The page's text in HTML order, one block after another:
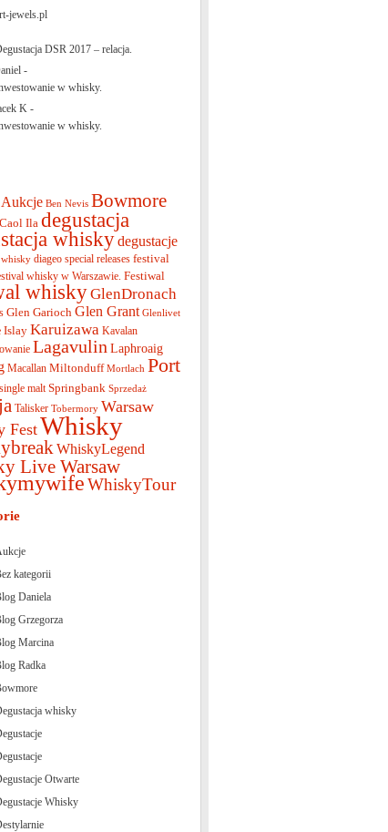
jewels.pl
DSR 2017 – relacja.
-
w whisky.
K -
w whisky.
Aukcje Ben Nevis Bowmore
Caol Ila degustacja
whiskydegustacje
whisky diageo special releases festival
whisky w Warszawie. Festiwal
whiskyGlenDronach
Glen Garioch Glen Grant Glenlivet
Islay Karuizawa Kavalan
Lagavulin Laphroaig
Macallan Miltonduff Mortlach Port
single malt Springbank Sprzedaż
Talisker Tobermory Warsaw
FestWhisky
WhiskyLegend
Live Warsaw
WhiskyTour
kategorii
Daniela
Grzegorza
Marcina
Radka
whisky
Otwarte
Whisky